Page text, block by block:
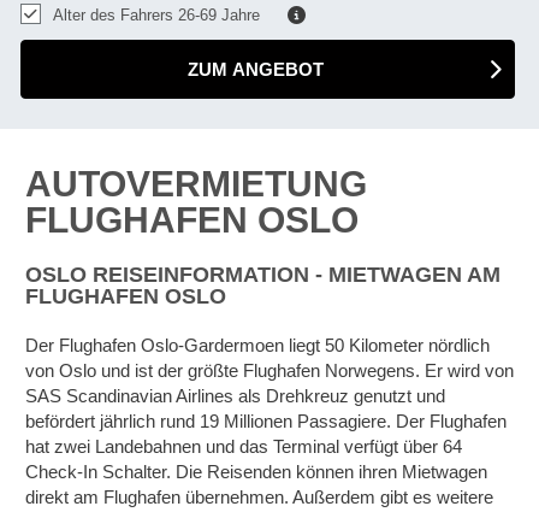
Alter des Fahrers 26-69 Jahre
ZUM ANGEBOT
AUTOVERMIETUNG
FLUGHAFEN OSLO
OSLO REISEINFORMATION - MIETWAGEN AM
FLUGHAFEN OSLO
Der Flughafen Oslo-Gardermoen liegt 50 Kilometer nördlich
von Oslo und ist der größte Flughafen Norwegens. Er wird von
SAS Scandinavian Airlines als Drehkreuz genutzt und
befördert jährlich rund 19 Millionen Passagiere. Der Flughafen
hat zwei Landebahnen und das Terminal verfügt über 64
Check-In Schalter. Die Reisenden können ihren Mietwagen
direkt am Flughafen übernehmen. Außerdem gibt es weitere